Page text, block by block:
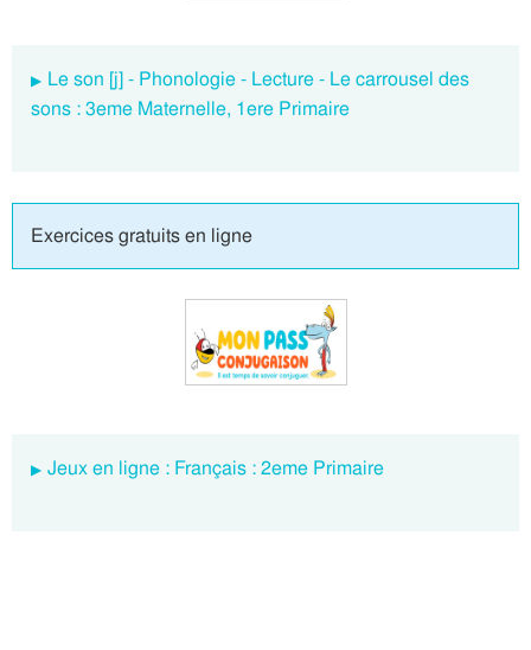
Le son [j] - Phonologie - Lecture - Le carrousel des
sons : 3eme Maternelle, 1ere Primaire
Exercices gratuits en ligne
Jeux en ligne : Français : 2eme Primaire